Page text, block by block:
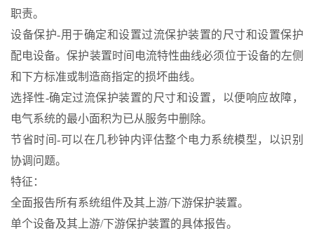
职责。
设备保护-用于确定和设置过流保护装置的尺寸和设置保护
配电设备。保护装置时间电流特性曲线必须位于设备的左侧
和下方标准或制造商指定的损坏曲线。
选择性-确定过流保护装置的尺寸和设置，以便响应故障，
电气系统的最小面积为已从服务中删除。
节省时间-可以在几秒钟内评估整个电力系统模型，以识别
协调问题。
特征：
全面报告所有系统组件及其上游/下游保护装置。
单个设备及其上游/下游保护装置的具体报告。